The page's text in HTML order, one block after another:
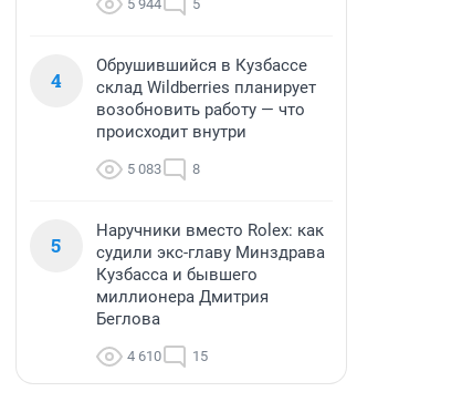
5 944 5
4
Обрушившийся в Кузбассе
склад Wildberries планирует
возобновить работу — что
происходит внутри
5 083 8
5
Наручники вместо Rolex: как
судили экс-главу Минздрава
Кузбасса и бывшего
миллионера Дмитрия
Беглова
4 610 15